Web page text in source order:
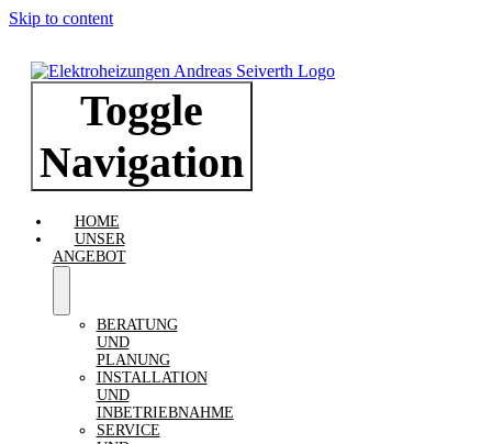
Skip to content
Toggle
Navigation
HOME
UNSER
ANGEBOT
BERATUNG
UND
PLANUNG
INSTALLATION
UND
INBETRIEBNAHME
SERVICE